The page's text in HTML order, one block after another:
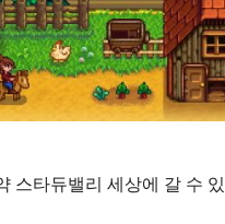
스타듀밸리 세상에 갈 수